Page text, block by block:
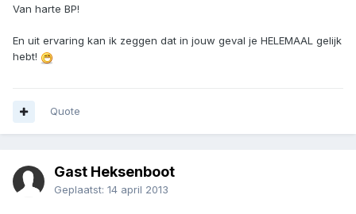
Van harte BP!
En uit ervaring kan ik zeggen dat in jouw geval je HELEMAAL gelijk
hebt!
Quote
Gast Heksenboot
Geplaatst: 14 april 2013